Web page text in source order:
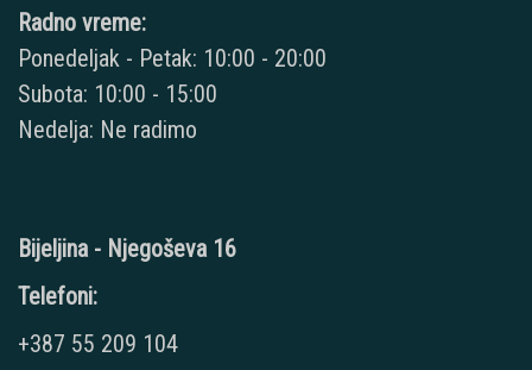
Radno vreme:
Ponedeljak - Petak: 10:00 - 20:00
Subota: 10:00 - 15:00
Nedelja: Ne radimo
Bijeljina - Njegoševa 16
Telefoni:
+387 55 209 104